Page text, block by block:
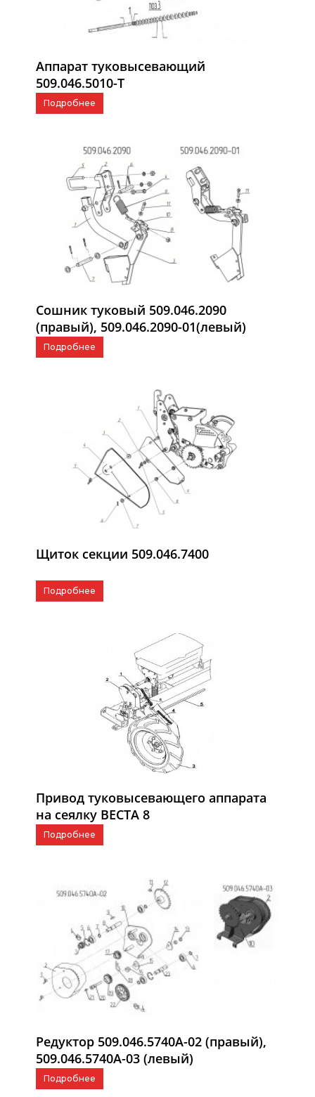
Аппарат туковысевающий
509.046.5010-Т
Подробнее
Сошник туковый 509.046.2090
(правый), 509.046.2090-01(левый)
Подробнее
Щиток секции 509.046.7400
Подробнее
Привод туковысевающего аппарата
на сеялку ВЕСТА 8
Подробнее
Редуктор 509.046.5740А-02 (правый),
509.046.5740А-03 (левый)
Подробнее